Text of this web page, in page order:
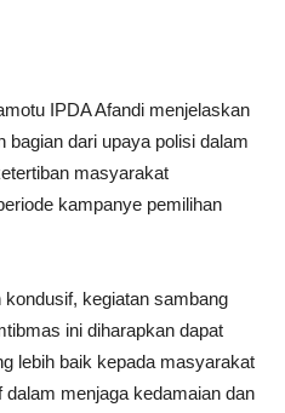
IPDA Afandi menjelaskan
bagian dari upaya polisi dalam
masyarakat
kampanye pemilihan
kegiatan sambang
ini diharapkan dapat
lebih baik kepada masyarakat
menjaga kedamaian dan